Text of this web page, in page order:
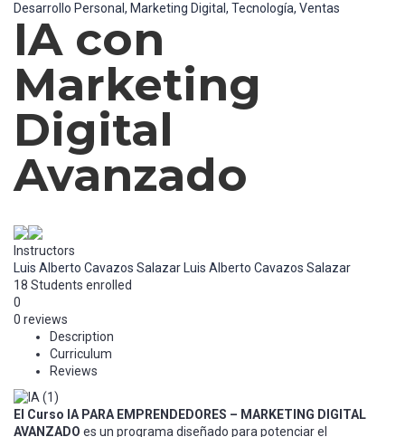
Desarrollo Personal, Marketing Digital, Tecnología, Ventas
IA con
Marketing
Digital
Avanzado
Instructors
Luis Alberto Cavazos Salazar Luis Alberto Cavazos Salazar
18 Students enrolled
0
0 reviews
Description
Curriculum
Reviews
El Curso IA PARA EMPRENDEDORES – MARKETING DIGITAL
AVANZADO es un programa diseñado para potenciar el